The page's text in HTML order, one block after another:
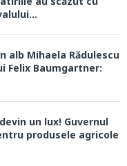
alb Mihaela Rădulescu
Felix Baumgartner:
un lux! Guvernul
produsele agricole